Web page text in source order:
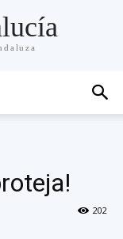
202